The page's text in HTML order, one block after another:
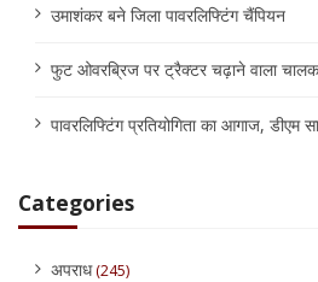
उमाशंकर बने जिला पावरलिफ्टिंग चैंपियन
फुट ओवरब्रिज पर ट्रैक्टर चढ़ाने वाला चालक
पावरलिफ्टिंग प्रतियोगिता का आगाज, डीएम
Categories
अपराध(245)